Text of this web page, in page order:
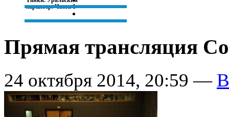
характер. Часть 1
официально
переходят на
донецкое время
Владимир Путин
признал, что
помог бежать
Януковичу
Прямая трансляция
24 октября 2014, 20:59 —